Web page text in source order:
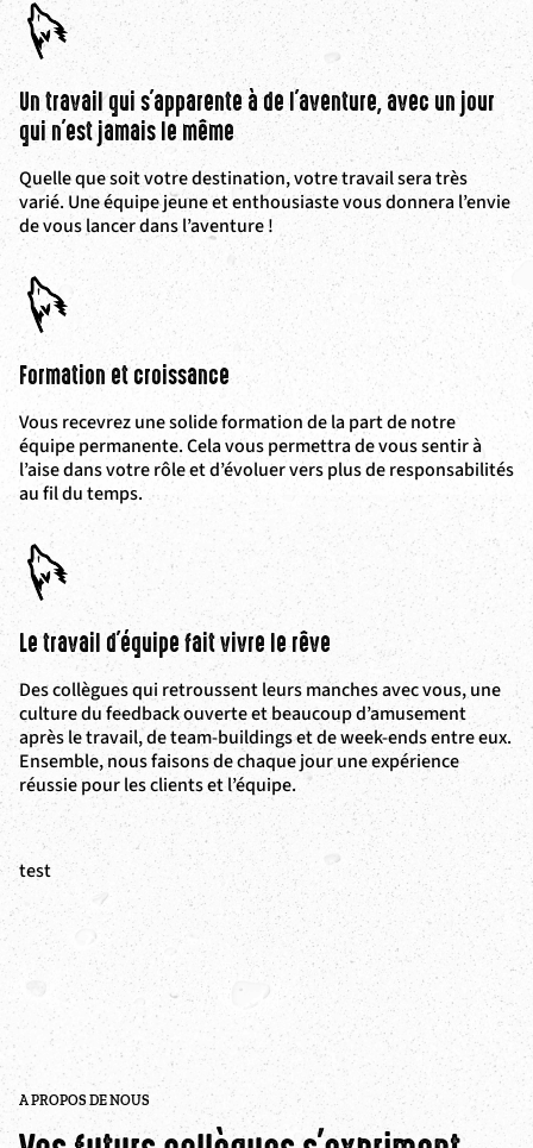
Un travail qui s'apparente à de l'aventure, avec un jour
qui n'est jamais le même
Quelle que soit votre destination, votre travail sera très
varié. Une équipe jeune et enthousiaste vous donnera l’envie
de vous lancer dans l’aventure !
Formation et croissance
Vous recevrez une solide formation de la part de notre
équipe permanente. Cela vous permettra de vous sentir à
l’aise dans votre rôle et d’évoluer vers plus de responsabilités
au fil du temps.
Le travail d'équipe fait vivre le rêve
Des collègues qui retroussent leurs manches avec vous, une
culture du feedback ouverte et beaucoup d’amusement
après le travail, de team-buildings et de week-ends entre eux.
Ensemble, nous faisons de chaque jour une expérience
réussie pour les clients et l’équipe.
test
A PROPOS DE NOUS